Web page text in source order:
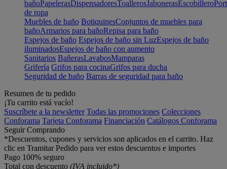
bañoPapelerasDispensadoresToallerosJabonerasEscobillero
de ropa
Muebles de baño BotiquinesConjuntos de muebles para
bañoArmarios para bañoRepisa para baño
Espejos de baño Espejos de baño sin LuzEspejos de baño
iluminadosEspejos de baño con aumento
Sanitarios BañerasLavabosMamparas
Grifería Grifos para cocinaGrifos para ducha
Seguridad de baño Barras de seguridad para baño
Resumen de tu pedido
¡Tu carrito está vacío!
Suscríbete a la newsletter Todas las promociones Colecciones
Conforama Tarjeta Conforama Financiación Catálogos Conforama
Seguir Comprando
*Descuentos, cupones y servicios son aplicados en el carrito. Haz
clic en Tramitar Pedido para ver estos descuentos e importes
Pago 100% seguro
Total con descuento (IVA incluido*)